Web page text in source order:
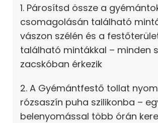
1. Párosítsd össze a
csomagolásán található
vászon szélén és a
található mintákkal – minden
zacskóban érkezik
2. A Gyémántfestő tollat
rózsaszín puha szilikonba –
belenyomással több órán